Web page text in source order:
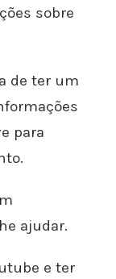
sobre
de ter um
para
ajudar.
e ter